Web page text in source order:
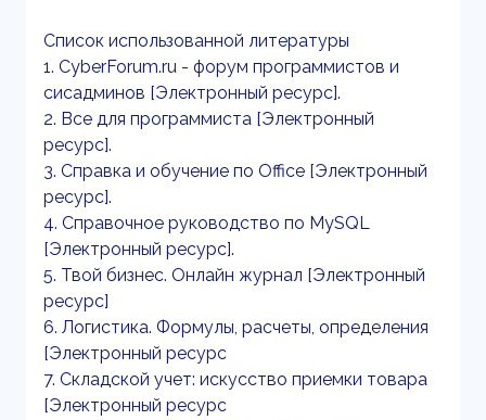
Список использованной литературы
1. CyberForum.ru - форум программистов и
сисадминов [Электронный ресурс].
2. Все для программиста [Электронный
ресурс].
3. Справка и обучение по Office [Электронный
ресурс].
4. Справочное руководство по MySQL
[Электронный ресурс].
5. Твой бизнес. Онлайн журнал [Электронный
ресурс]
6. Логистика. Формулы, расчеты, определения
[Электронный ресурс
7. Складской учет: искусство приемки товара
[Электронный ресурс